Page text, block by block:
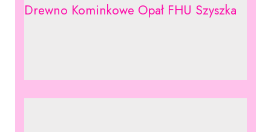
Drewno Kominkowe Opał FHU Szyszka